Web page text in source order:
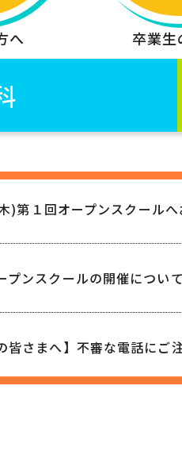
へ 卒業生
)第１回オープンスクール
プンスクールの開催について
皆さまへ】不審な電話にご